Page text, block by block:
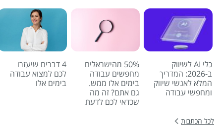
כלי AI לשיווק
ב-2026: המדריך
המלא לאנשי שיווק
ומחפשי עבודה
50% מהישראלים
מחפשים עבודה
בימים אלו ממש.
גם אתם? זה מה
שכדאי לכם לדעת
4 דברים שיעזרו
לכם למצוא עבודה
בימים אלו
לכל הכתבות